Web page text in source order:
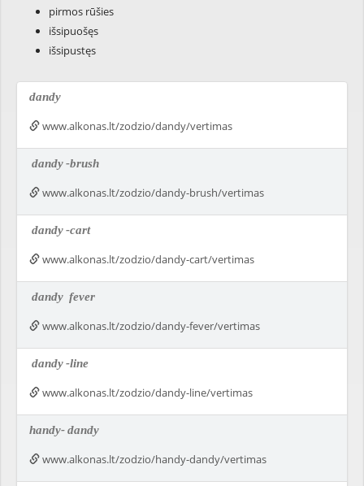
pirmos rūšies
išsipuošęs
išsipustęs
dandy
www.alkonas.lt/zodzio/dandy/vertimas
dandy-brush
www.alkonas.lt/zodzio/dandy-brush/vertimas
dandy-cart
www.alkonas.lt/zodzio/dandy-cart/vertimas
dandy fever
www.alkonas.lt/zodzio/dandy-fever/vertimas
dandy-line
www.alkonas.lt/zodzio/dandy-line/vertimas
handy-dandy
www.alkonas.lt/zodzio/handy-dandy/vertimas